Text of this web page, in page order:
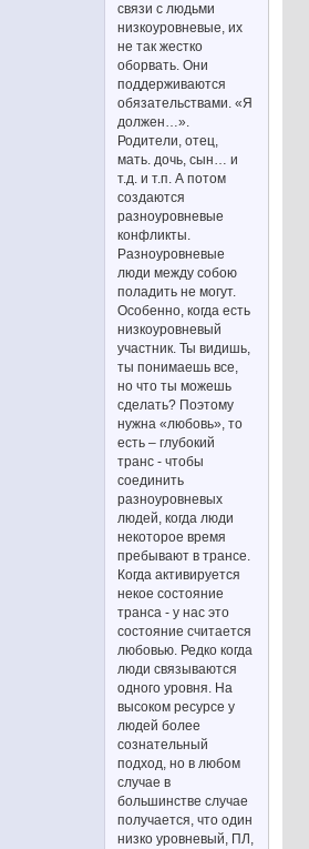
связи с людьми
низкоуровневые, их
не так жестко
оборвать. Они
поддерживаются
обязательствами. «Я
должен…».
Родители, отец,
мать. дочь, сын… и
т.д. и т.п. А потом
создаются
разноуровневые
конфликты.
Разноуровневые
люди между собою
поладить не могут.
Особенно, когда есть
низкоуровневый
участник. Ты видишь,
ты понимаешь все,
но что ты можешь
сделать? Поэтому
нужна «любовь», то
есть – глубокий
транс - чтобы
соединить
разноуровневых
людей, когда люди
некоторое время
пребывают в трансе.
Когда активируется
некое состояние
транса - у нас это
состояние считается
любовью. Редко когда
люди связываются
одного уровня. На
высоком ресурсе у
людей более
сознательный
подход, но в любом
случае в
большинстве случае
получается, что один
низко уровневый, ПЛ,